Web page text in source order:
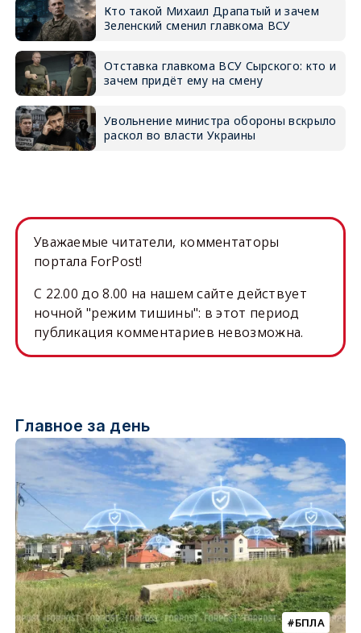
Кто такой Михаил Драпатый и зачем
Зеленский сменил главкома ВСУ
Отставка главкома ВСУ Сырского: кто и
зачем придёт ему на смену
Увольнение министра обороны вскрыло
раскол во власти Украины
Уважаемые читатели, комментаторы
портала ForPost!
C 22.00 до 8.00 на нашем сайте действует
ночной "режим тишины": в этот период
публикация комментариев невозможна.
Главное за день
БПЛА